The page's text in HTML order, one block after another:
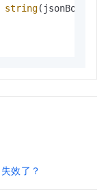
string(jsonBody))
失效了？